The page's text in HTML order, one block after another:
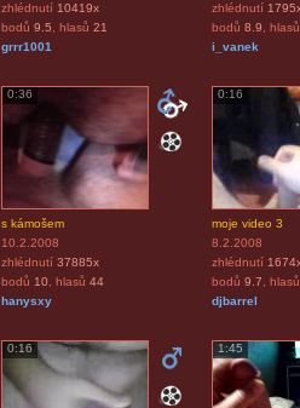
zhlédnutí 10419x
bodů 9.5 , hlasů 21
grrr1001
zhlédnutí
bodů 8.9 , hlasů
i_vanek
0:36
s kámošem
10.2.2008
zhlédnutí 37885x
bodů 10, hlasů 44
hanysxy
0:16
moje video 3
8.2.2008
zhlédnutí
bodů 9.7 , hlasů
djbarrel
0:16 1:45